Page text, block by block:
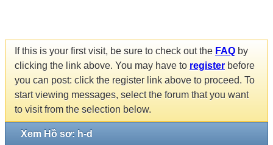
If this is your first visit, be sure to check out the FAQ by
clicking the link above. You may have to register before
you can post: click the register link above to proceed. To
start viewing messages, select the forum that you want
to visit from the selection below.
Xem Hồ sơ: h-d